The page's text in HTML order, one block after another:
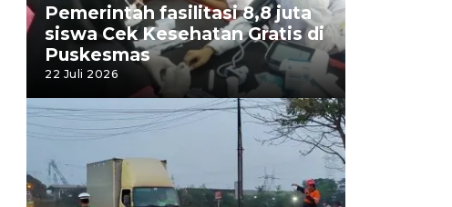
Pemerintah fasilitasi 8,8 juta
siswa Cek Kesehatan Gratis di
Puskesmas
22 Juli 2026